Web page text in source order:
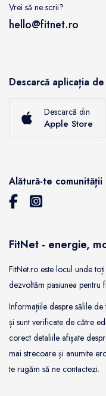
Vrei să ne scrii?
hello@fitnet.ro
Descarcă aplicația
Descarcă din
Apple Store
Alătură-te comunității
FitNet - energie,
FitNet.ro este locul unde
dezvoltăm pasiunea pentru
Informațiile despre sălile de
și sunt verificate de către
corect detaliile afișate
mai strecoare și anumite
te rugăm să ne contactezi.